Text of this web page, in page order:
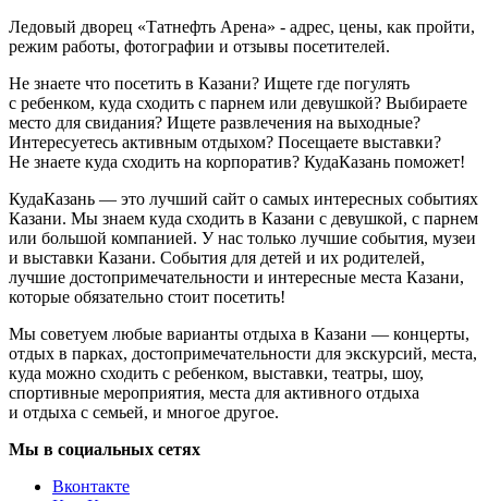
Ледовый дворец «Татнефть Арена» - адрес, цены, как пройти,
режим работы, фотографии и отзывы посетителей.
Не знаете что посетить в Казани? Ищете где погулять
с ребенком, куда сходить с парнем или девушкой? Выбираете
место для свидания? Ищете развлечения на выходные?
Интересуетесь активным отдыхом? Посещаете выставки?
Не знаете куда сходить на корпоратив? КудаКазань поможет!
КудаКазань — это лучший сайт о самых интересных событиях
Казани. Мы знаем куда сходить в Казани с девушкой, с парнем
или большой компанией. У нас только лучшие события, музеи
и выставки Казани. События для детей и их родителей,
лучшие достопримечательности и интересные места Казани,
которые обязательно стоит посетить!
Мы советуем любые варианты отдыха в Казани — концерты,
отдых в парках, достопримечательности для экскурсий, места,
куда можно сходить с ребенком, выставки, театры, шоу,
спортивные мероприятия, места для активного отдыха
и отдыха с семьей, и многое другое.
Мы в социальных сетях
Вконтакте